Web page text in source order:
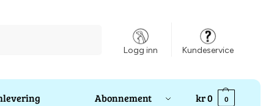
Logg inn Kundeservice
Abonnement kr0 0